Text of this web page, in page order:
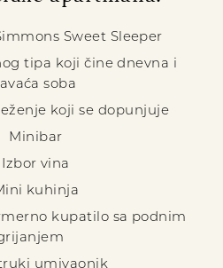
Sweet Sleeper
tipa koji čine dnevna i
soba
koji se dopunjuje
Minibar
Izbor vina
kuhinja
kupatilo sa podnim
umivaonik